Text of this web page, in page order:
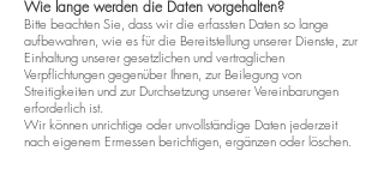
Wie lange werden die Daten vorgehalten?
Bitte beachten Sie, dass wir die erfassten Daten so lange
aufbewahren, wie es für die Bereitstellung unserer Dienste, zur
Einhaltung unserer gesetzlichen und vertraglichen
Verpflichtungen gegenüber Ihnen, zur Beilegung von
Streitigkeiten und zur Durchsetzung unserer Vereinbarungen
erforderlich ist.
Wir können unrichtige oder unvollständige Daten jederzeit
nach eigenem Ermessen berichtigen, ergänzen oder löschen.